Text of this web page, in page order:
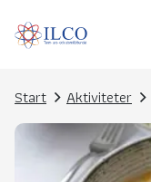
Start Aktiviteter